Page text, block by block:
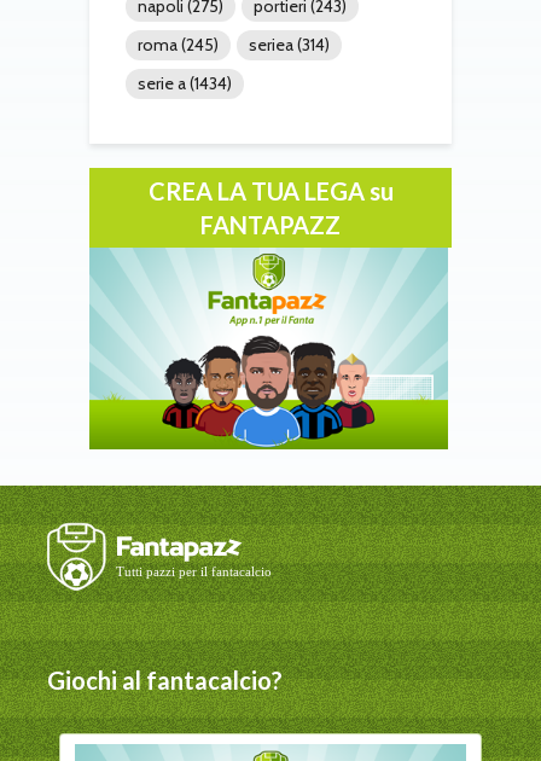
napoli (275) portieri (243)
roma(245) seriea(314)
serie a(1434)
CREA LA TUA LEGA su
FANTAPAZZ
Giochi al fantacalcio?